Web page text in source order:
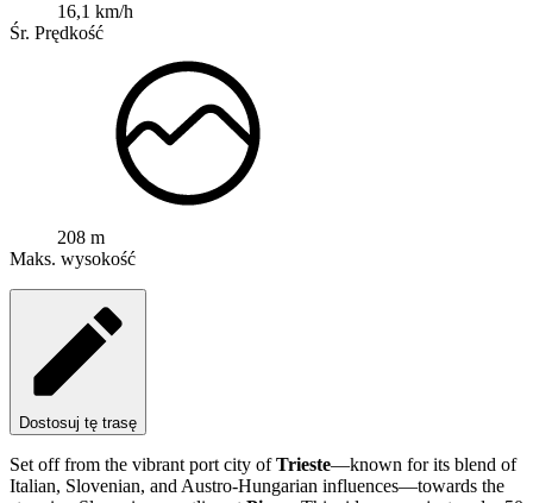
16,1 km/h
Śr. Prędkość
208 m
Maks. wysokość
Dostosuj tę trasę
Set off from the vibrant port city ofTrieste—known for its blend of
Italian, Slovenian, and Austro-Hungarian influences—towards the